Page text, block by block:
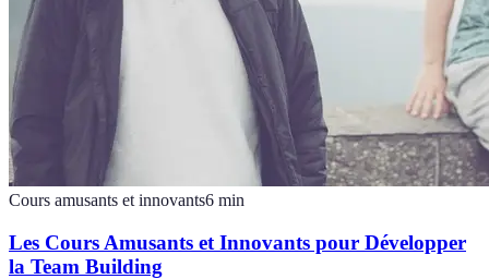
Cours amusants et innovants6 min
Les Cours Amusants et Innovants pour Développer
la Team Building